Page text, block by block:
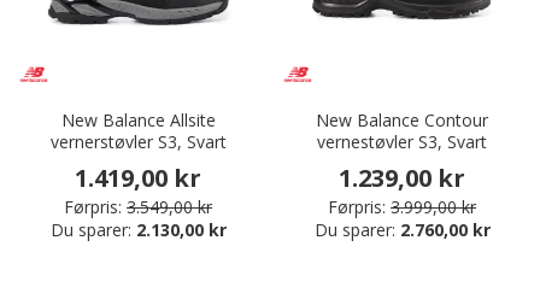
New Balance Allsite
vernerstøvler S3, Svart
1.419,00 kr
Førpris: 3.549,00 kr
Du sparer: 2.130,00 kr
New Balance Contour
vernestøvler S3, Svart
1.239,00 kr
Førpris: 3.999,00 kr
Du sparer: 2.760,00 kr